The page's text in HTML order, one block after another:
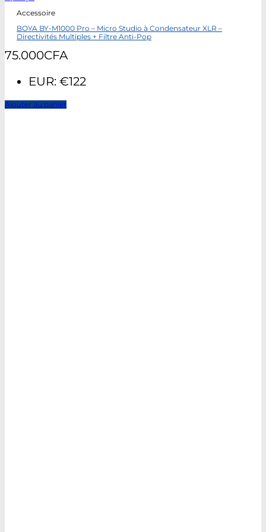
Accessoire
BOYA BY-M1000 Pro – Micro Studio à Condensateur XLR –
Directivités Multiples + Filtre Anti-Pop
75.000CFA
EUR: €122
Ajouter au panier